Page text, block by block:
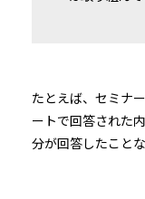
たとえば、セミナ
ートで回答された
分が回答したこと